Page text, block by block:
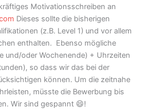
Motivationsschreiben an
Dieses sollte die bisherigen
(z.B. Level 1) und vor allem
enthalten. Ebenso mögliche
und/oder Wochenende) + Uhrzeiten
so dass wir das bei der
können. Um die zeitnahe
müsste die Bewerbung bis
Wir sind gespannt 😄!